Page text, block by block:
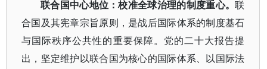
联合国中心地位：校准全球治理的制度重心。联
合国及其宪章宗旨原则，是战后国际体系的制度基石
与国际秩序公共性的重要保障。党的二十大报告提
出，坚定维护以联合国为核心的国际体系、以国际法